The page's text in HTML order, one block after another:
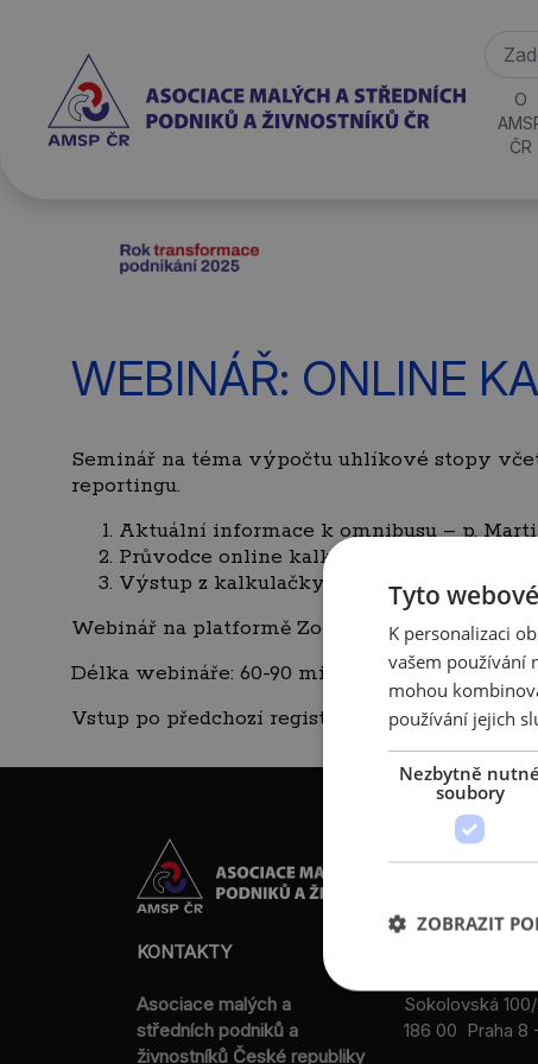
O
ČR
WEBINÁŘ: ONLINE
Seminář na téma výpočtu uhlíkové stopy
reportingu.
Aktuální informace k omnibusu – p.
Průvodce online kalkulačkou uhlíkové
Výstup z kalkulačky – cesta k
Webinář na platformě Zoom
Délka webináře: 60-90 min. včetně dotazů.
Vstup po předchozí registraci a zakoupení
KONTAKTY
Asociace malých a
středních podniků a
živnostníků České republiky
Sokolovská
186 00 Praha 8
Tyto
K personalizaci
vašem používání
mohou
používání jejich
Nezbytně nutné
soubory
ZOBRAZIT